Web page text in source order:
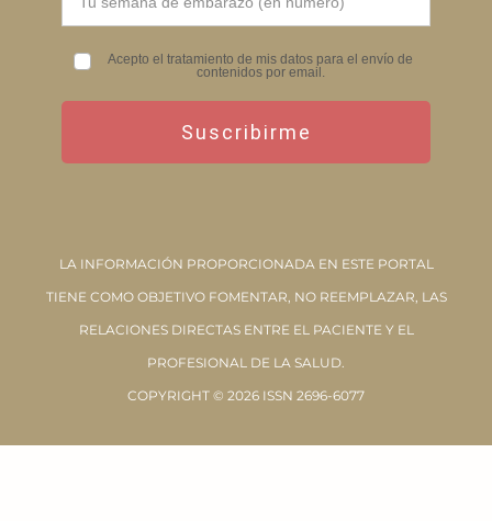
Acepto el tratamiento de mis datos para el envío de
contenidos por email.
Suscribirme
LA INFORMACIÓN PROPORCIONADA EN ESTE PORTAL
TIENE COMO OBJETIVO FOMENTAR, NO REEMPLAZAR, LAS
RELACIONES DIRECTAS ENTRE EL PACIENTE Y EL
PROFESIONAL DE LA SALUD.
COPYRIGHT © 2026 ISSN 2696-6077